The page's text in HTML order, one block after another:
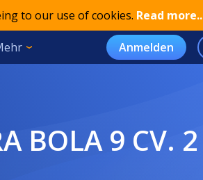
to our use of cookies. Read more..
Anmelden
BOLA 9 CV. 2